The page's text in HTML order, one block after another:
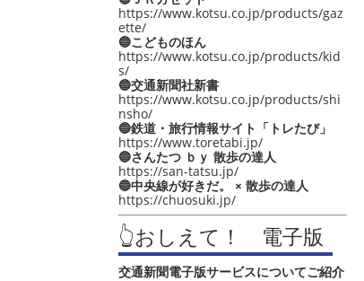
https://www.kotsu.co.jp/products/gaz
ette/
🔵こどものほん
https://www.kotsu.co.jp/products/kid
s/
🔵交通新聞社新書
https://www.kotsu.co.jp/products/shi
nsho/
🔵鉄道・旅行情報サイト「トレたび」
https://www.toretabi.jp/
🔵さんたつ ｂｙ 散歩の達人
https://san-tatsu.jp/
🔵中央線が好きだ。 × 散歩の達人
https://chuosuki.jp/
👆おしえて！ 電子版
交通新聞電子版サービスについてご紹介